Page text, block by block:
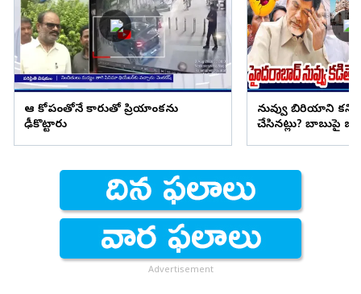
ఆ కోపంతోనే కారుతో ప్రియాంకను
ఢీకొట్టారు
నువ్వు బిరియాని
చేసినట్లు? బాబుపై
Advertisement